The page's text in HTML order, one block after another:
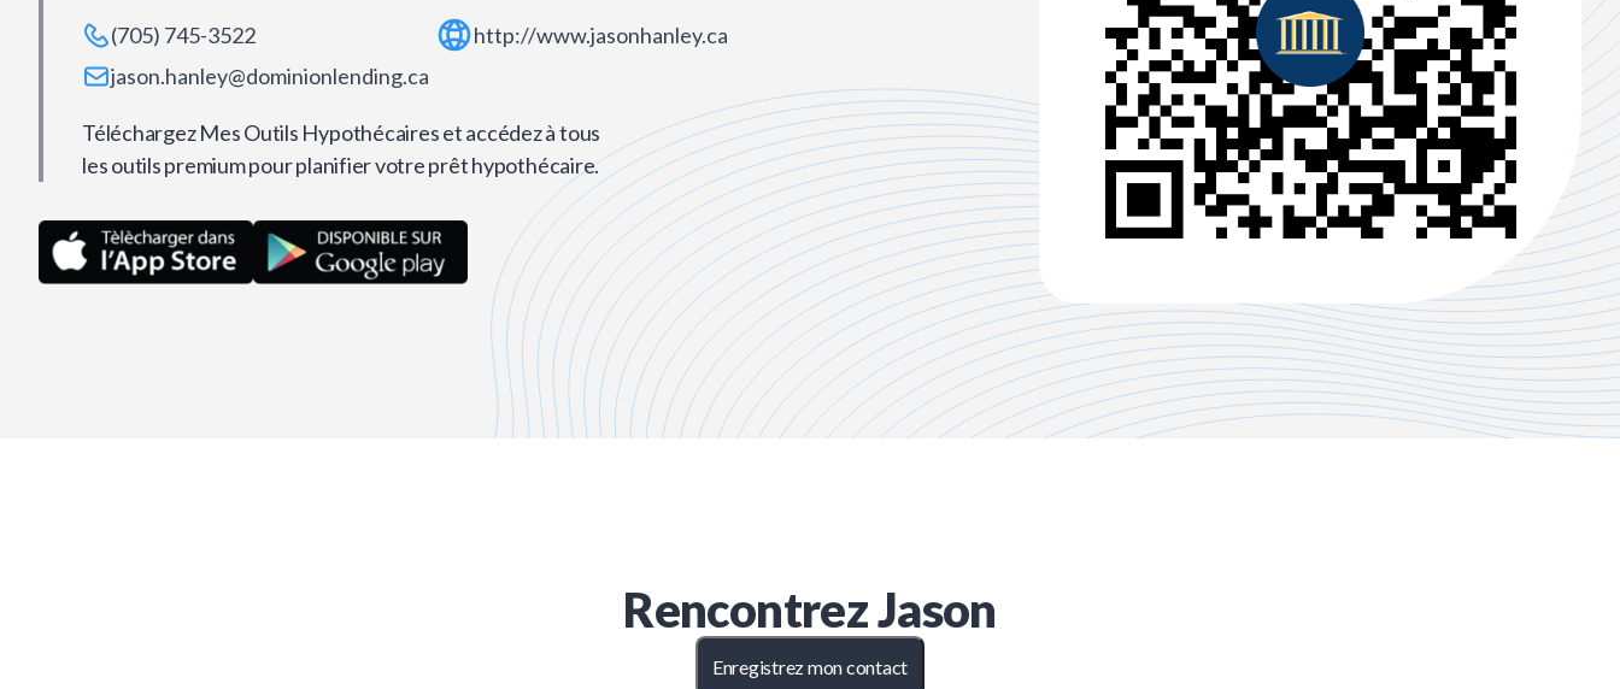
(705) 745-3522
jason.hanley@dominionlending.ca
http://www.jasonhanley.ca
Téléchargez Mes Outils Hypothécaires et accédez à tous
les outils premium pour planifier votre prêt hypothécaire.
RencontrezJason
Enregistrez mon contact